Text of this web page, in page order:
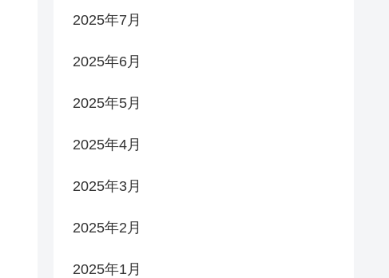
2025年7月
2025年6月
2025年5月
2025年4月
2025年3月
2025年2月
2025年1月